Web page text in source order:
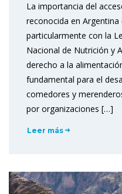
La importancia del
reconocida en
particularmente con la
Nacional de Nutrición y
derecho a la
fundamental para el
comedores y
por organizaciones […]
Leer más